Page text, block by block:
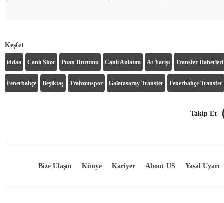
Keşfet
iddaa Canlı Skor Puan Durumu Canlı Anlatım At Yarışı Transfer Haberleri
Fenerbahçe Beşiktaş Trabzonspor Galatasaray Transfer Fenerbahçe Transfer
Takip Et
Bize Ulaşın Künye Kariyer About US Yasal Uyarı